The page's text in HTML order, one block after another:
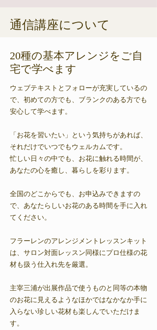
通信講座について
​20種の基本アレンジをご自
宅で学べます
ウェブテキストとフォローが充実しているの
で、初めての方でも、ブランクのある方でも
安心して学べます。
「お花を習いたい」という気持ちがあれば、
それだけでいつでもウェルカムです。
忙しい日々の中でも、お花に触れる時間が、
あなたの心を癒し、暮らしを彩ります。
全国のどこからでも、お申込みできますの
で、あなたらしいお花のある時間を手に入れ
てください。
フラーレンのアレンジメントレッスンキット
は、サロン対面レッスン同様にプロ仕様の花
材も扱う仕入れ先を厳選。
主宰三浦が出展作品で使うものと同等の本物
のお花に見えるようなほかではなかなか手に
入らない珍しい花材も楽しんでいただけま
す。